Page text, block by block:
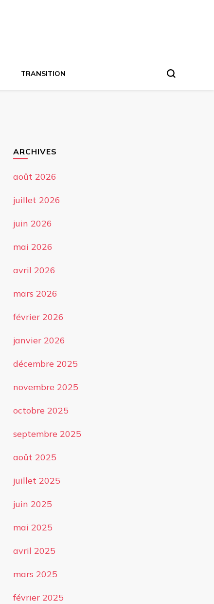
TRANSITION
ARCHIVES
août 2026
juillet 2026
juin 2026
mai 2026
avril 2026
mars 2026
février 2026
janvier 2026
décembre 2025
novembre 2025
octobre 2025
septembre 2025
août 2025
juillet 2025
juin 2025
mai 2025
avril 2025
mars 2025
février 2025